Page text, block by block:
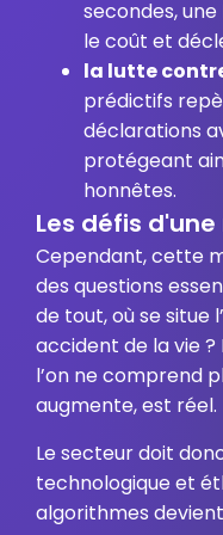
secondes,
le coût et
la lutte
prédictifs
déclarations
protégeant
honnêtes.
Les défis
Cependant, cette
des questions
de tout, où se situe
accident de la vie ?
l’on ne comprend
augmente, est réel.
Le secteur doit
technologique et
algorithmes